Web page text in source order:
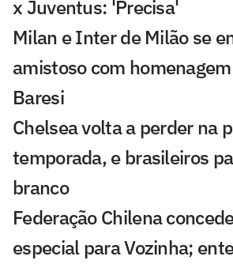
x Juventus: 'Precisa'
Milan e Inter de Milão se
amistoso com
Baresi
Chelsea volta a perder na
temporada, e brasileiros
branco
Federação Chilena
especial para Vozinha;